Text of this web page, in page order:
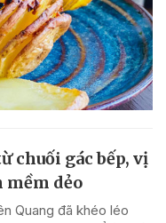
chuối gác bếp, vị
mềm dẻo
Quang đã khéo léo